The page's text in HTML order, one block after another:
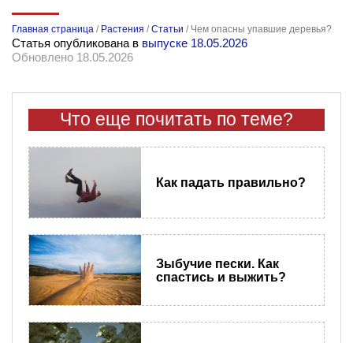
Главная страница / Растения /Статьи / Чем опасны упавшие деревья?
Статья опубликована в выпуске 18.05.2026
Обновлено 18.05.2026
Что еще почитать по теме?
Как падать правильно?
Зыбучие пески. Как
спастись и выжить?